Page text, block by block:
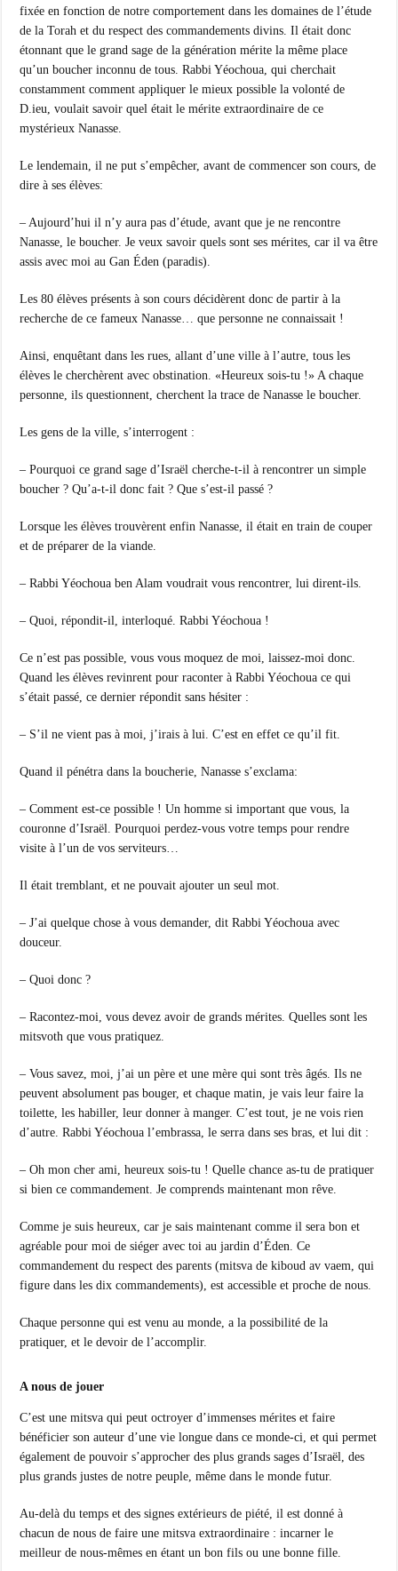
fixée en fonction de notre comportement dans les domaines de l’étude
de la Torah et du respect des commandements divins. Il était donc
étonnant que le grand sage de la génération mérite la même place
qu’un boucher inconnu de tous. Rabbi Yéochoua, qui cherchait
constamment comment appliquer le mieux possible la volonté de
D.ieu, voulait savoir quel était le mérite extraordinaire de ce
mystérieux Nanasse.
Le lendemain, il ne put s’empêcher, avant de commencer son cours, de
dire à ses élèves:
– Aujourd’hui il n’y aura pas d’étude, avant que je ne rencontre
Nanasse, le boucher. Je veux savoir quels sont ses mérites, car il va être
assis avec moi au Gan Éden (paradis).
Les 80 élèves présents à son cours décidèrent donc de partir à la
recherche de ce fameux Nanasse… que personne ne connaissait !
Ainsi, enquêtant dans les rues, allant d’une ville à l’autre, tous les
élèves le cherchèrent avec obstination. «Heureux sois-tu !» A chaque
personne, ils questionnent, cherchent la trace de Nanasse le boucher.
Les gens de la ville, s’interrogent :
– Pourquoi ce grand sage d’Israël cherche-t-il à rencontrer un simple
boucher ? Qu’a-t-il donc fait ? Que s’est-il passé ?
Lorsque les élèves trouvèrent enfin Nanasse, il était en train de couper
et de préparer de la viande.
– Rabbi Yéochoua ben Alam voudrait vous rencontrer, lui dirent-ils.
– Quoi, répondit-il, interloqué. Rabbi Yéochoua !
Ce n’est pas possible, vous vous moquez de moi, laissez-moi donc.
Quand les élèves revinrent pour raconter à Rabbi Yéochoua ce qui
s’était passé, ce dernier répondit sans hésiter :
– S’il ne vient pas à moi, j’irais à lui. C’est en effet ce qu’il fit.
Quand il pénétra dans la boucherie, Nanasse s’exclama:
– Comment est-ce possible ! Un homme si important que vous, la
couronne d’Israël. Pourquoi perdez-vous votre temps pour rendre
visite à l’un de vos serviteurs…
Il était tremblant, et ne pouvait ajouter un seul mot.
– J’ai quelque chose à vous demander, dit Rabbi Yéochoua avec
douceur.
– Quoi donc ?
– Racontez-moi, vous devez avoir de grands mérites. Quelles sont les
mitsvoth que vous pratiquez.
– Vous savez, moi, j’ai un père et une mère qui sont très âgés. Ils ne
peuvent absolument pas bouger, et chaque matin, je vais leur faire la
toilette, les habiller, leur donner à manger. C’est tout, je ne vois rien
d’autre. Rabbi Yéochoua l’embrassa, le serra dans ses bras, et lui dit :
– Oh mon cher ami, heureux sois-tu ! Quelle chance as-tu de pratiquer
si bien ce commandement. Je comprends maintenant mon rêve.
Comme je suis heureux, car je sais maintenant comme il sera bon et
agréable pour moi de siéger avec toi au jardin d’Éden. Ce
commandement du respect des parents (mitsva de kiboud av vaem, qui
figure dans les dix commandements), est accessible et proche de nous.
Chaque personne qui est venu au monde, a la possibilité de la
pratiquer, et le devoir de l’accomplir.
A nous de jouer
C’est une mitsva qui peut octroyer d’immenses mérites et faire
bénéficier son auteur d’une vie longue dans ce monde-ci, et qui permet
également de pouvoir s’approcher des plus grands sages d’Israël, des
plus grands justes de notre peuple, même dans le monde futur.
Au-delà du temps et des signes extérieurs de piété, il est donné à
chacun de nous de faire une mitsva extraordinaire : incarner le
meilleur de nous-mêmes en étant un bon fils ou une bonne fille.